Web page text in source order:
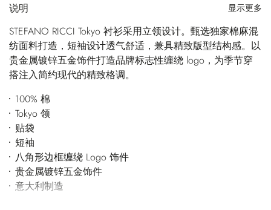
说明 显示更多
STEFANO RICCI Tokyo 衬衫采用立领设计。甄选独家棉麻混
纺面料打造，短袖设计透气舒适，兼具精致版型结构感。以
贵金属镀锌五金饰件打造品牌标志性缠绕 logo，为季节穿
搭注入简约现代的精致格调。
100% 棉
Tokyo 领
贴袋
短袖
八角形边框缠绕 Logo 饰件
贵金属镀锌五金饰件
意大利制造